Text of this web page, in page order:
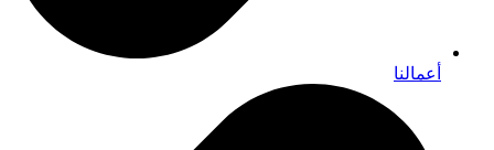
أعمالنا